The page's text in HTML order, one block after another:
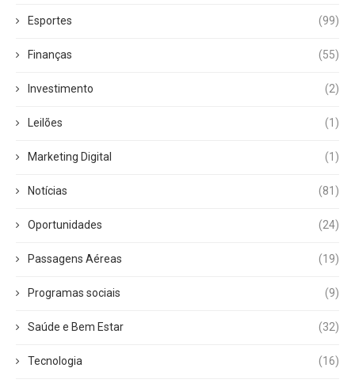
Esportes (99)
Finanças (55)
Investimento (2)
Leilões (1)
Marketing Digital (1)
Notícias (81)
Oportunidades (24)
Passagens Aéreas (19)
Programas sociais (9)
Saúde e Bem Estar (32)
Tecnologia (16)